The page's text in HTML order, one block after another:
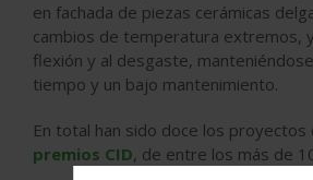
en fachada de piezas cerámicas
cambios de temperatura extremos,
flexión y al desgaste,
tiempo y un bajo mantenimiento.
En total han sido doce los
premios CID, de entre los más de